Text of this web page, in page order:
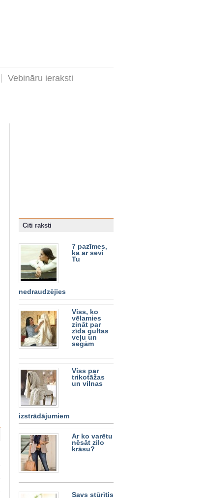
Vebināru ieraksti
Citi raksti
7 pazīmes,
ka ar sevi
Tu
nedraudzējies
Viss, ko
vēlamies
zināt par
zīda gultas
veļu un
segām
Viss par
trikotāžas
un vilnas
izstrādājumiem
Ar ko varētu
nēsāt zilo
krāsu?
Savs stūrītis